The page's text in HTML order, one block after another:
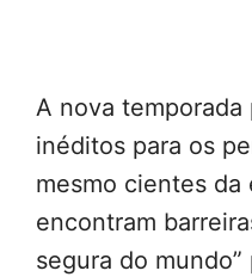
A nova
inéditos para os
mesmo cientes
encontram
segura do